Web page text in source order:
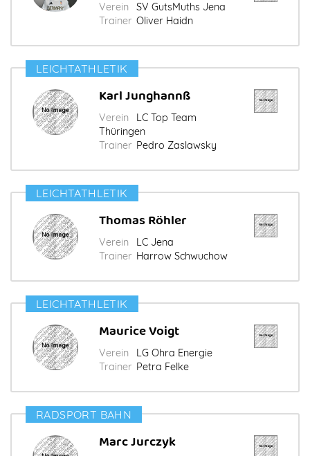
Verein
SV GutsMuths Jena
Trainer Oliver Haidn
LEICHTATHLETIK
Karl Junghannß
Verein
LC Top Team
Thüringen
Trainer Pedro Zaslawsky
LEICHTATHLETIK
Thomas Röhler
Verein
LC Jena
Trainer Harrow Schwuchow
LEICHTATHLETIK
Maurice Voigt
Verein
LG Ohra Energie
Trainer Petra Felke
RADSPORT BAHN
Marc Jurczyk